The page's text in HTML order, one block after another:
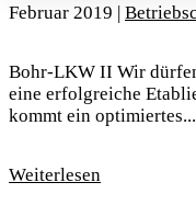
Februar 2019 |
Bohr-LKW II Wir
eine erfolgreiche
kommt ein optimiertes...
Weiterlesen